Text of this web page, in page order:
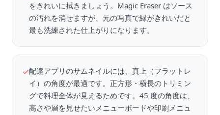
をきれいに拭きましょう。Magic Eraser はソース
の汚れを消せますが、元の写真で縁がきれいだと
最も洗練された仕上がりになります。
✓配達アプリのサムネイルには、真上（フラットレ
イ）の角度が最適です。正方形・横長のトリミン
グで料理全体が見えるためです。45 度の角度は、
高さや層を見せたいメニューボードや印刷メニュ